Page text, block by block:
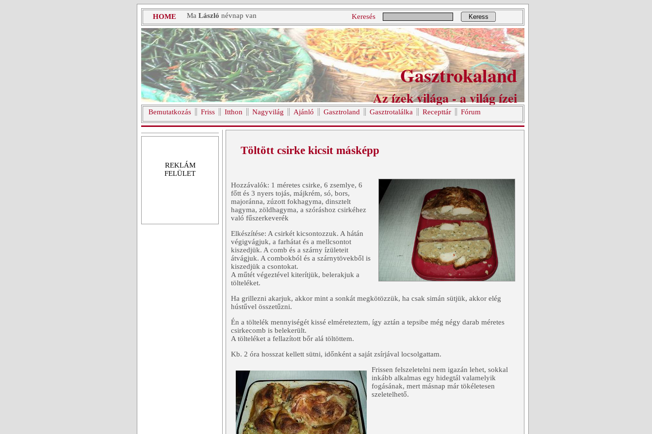
HOME Ma László névnap van Keresés Keress
Gasztrokaland
Az ízek világa - a világ ízei
Bemutatkozás Friss Itthon Nagyvilág Ajánló Gasztroland Gasztrotalálka Recepttár Fórum
REKLÁM
FELÜLET
Töltött csirke kicsit másképp
Hozzávalók: 1 méretes csirke, 6 zsemlye, 6
főtt és 3 nyers tojás, májkrém, só, bors,
majoránna, zúzott fokhagyma, dinsztelt
hagyma, zöldhagyma, a szóráshoz csirkéhez
való fűszerkeverék
Elkészítése: A csirkét kicsontozzuk. A hátán
végigvágjuk, a farhátat és a mellcsontot
kiszedjük. A comb és a szárny ízületeit
átvágjuk. A combokból és a szárnytövekből is
kiszedjük a csontokat.
A műtét végeztével kiterítjük, belerakjuk a
tölteléket.
Ha grillezni akarjuk, akkor mint a sonkát megkötözzük, ha csak simán sütjük, akkor elég
hústűvel összetűzni.
Én a töltelék mennyiségét kissé elméreteztem, így aztán a tepsibe még négy darab méretes
csirkecomb is belekerült.
A tölteléket a fellazított bőr alá töltöttem.
Kb. 2 óra hosszat kellett sütni, időnként a saját zsírjával locsolgattam.
Frissen felszeletelni nem igazán lehet, sokkal
inkább alkalmas egy hidegtál valamelyik
fogásának, mert másnap már tökéletesen
szeletelhető.